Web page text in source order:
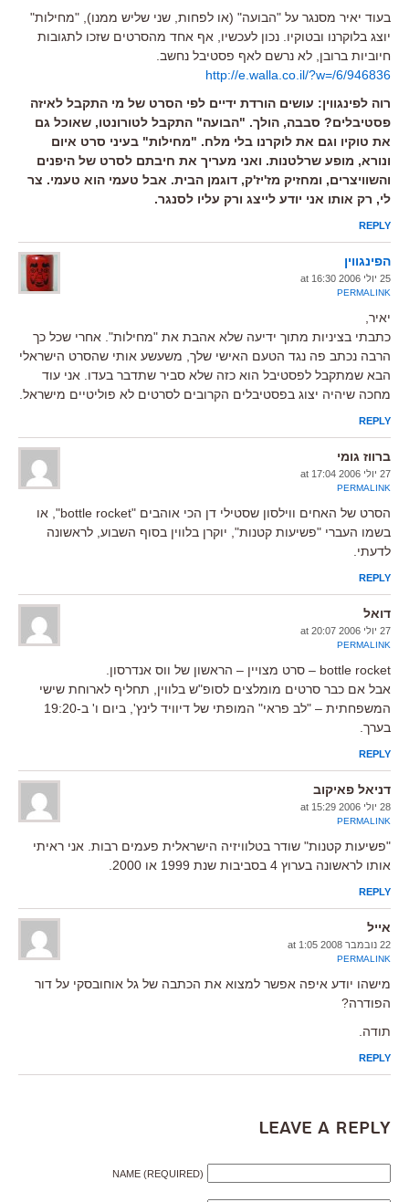
בעוד יאיר מסנגר על "הבועה" (או לפחות, שני שליש ממנו), "מחילות"
יוצג בלוקרנו ובטוקיו. נכון לעכשיו, אף אחד מהסרטים שזכו לתגובות
חיוביות ברובן, לא נרשם לאף פסטיבל נחשב.
http://e.walla.co.il/?w=/6/946836
רוה לפינגווין: עושים הורדת ידיים לפי הסרט של מי התקבל לאיזה
פסטיבלים? סבבה, הולך. "הבועה" התקבל לטורונטו, שאוכל גם
את טוקיו וגם את לוקרנו בלי מלח. "מחילות" בעיני סרט איום
ונורא, מופע שרלטנות. ואני מעריך את חיבתם לסרט של היפנים
והשוויצרים, ומחזיק מז'יז'ק, דוגמן הבית. אבל טעמי הוא טעמי. צר
לי, רק אותו אני יודע לייצג ורק עליו לסנגר.
REPLY
הפינגווין
25 יולי 2006 at 16:30
PERMALINK
יאיר,
כתבתי בציניות מתוך ידיעה שלא אהבת את "מחילות". אחרי שכל כך
הרבה נכתב פה נגד הטעם האישי שלך, משעשע אותי שהסרט הישראלי
הבא שמתקבל לפסטיבל הוא כזה שלא סביר שתדבר בעדו. אני עוד
מחכה שיהיה יצוג בפסטיבלים הקרובים לסרטים לא פוליטיים מישראל.
REPLY
ברווז גומי
27 יולי 2006 at 17:04
PERMALINK
הסרט של האחים ווילסון שסטילי דן הכי אוהבים "bottle rocket", או
בשמו העברי "פשיעות קטנות", יוקרן בלווין בסוף השבוע, לראשונה
לדעתי.
REPLY
דואל
27 יולי 2006 at 20:07
PERMALINK
bottle rocket – סרט מצויין – הראשון של ווס אנדרסון.
אבל אם כבר סרטים מומלצים לסופ"ש בלווין, תחליף לארוחת שישי
המשפחתית – "לב פראי" המופתי של דיוויד לינץ', ביום ו' ב-19:20
בערך.
REPLY
דניאל פאיקוב
28 יולי 2006 at 15:29
PERMALINK
"פשיעות קטנות" שודר בטלוויזיה הישראלית פעמים רבות. אני ראיתי
אותו לראשונה בערוץ 4 בסביבות שנת 1999 או 2000.
REPLY
אייל
22 נובמבר 2008 at 1:05
PERMALINK
מישהו יודע איפה אפשר למצוא את הכתבה של גל אוחובסקי על דור
הפודרה?
תודה.
REPLY
Leave a Reply
NAME (REQUIRED)